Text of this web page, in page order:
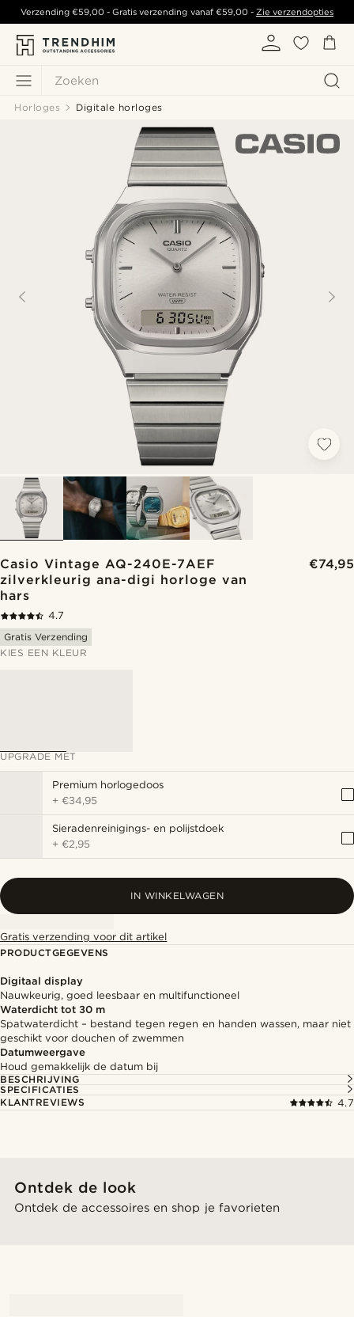
Zoeken
Verzending€59,00 - Gratis verzending vanaf €59,00- Zie verzendopties
Horloges Digitale horloges
Casio Vintage AQ-240E-7AEF
zilverkleurig ana-digi horloge van
hars
€74,95
4.7
Gratis Verzending
KIES EEN KLEUR
UPGRADE MET
Premium horlogedoos
+€34,95
Sieradenreinigings- en polijstdoek
+€2,95
IN WINKELWAGEN
Gratis verzending voor dit artikel
PRODUCTGEGEVENS
Digitaal display
Nauwkeurig, goed leesbaar en multifunctioneel
Waterdicht tot 30 m
Spatwaterdicht – bestand tegen regen en handen wassen, maar niet
geschikt voor douchen of zwemmen
Datumweergave
Houd gemakkelijk de datum bij
BESCHRIJVING
SPECIFICATIES
KLANTREVIEWS
4.7
Ontdek de look
Ontdek de accessoires en shop je favorieten